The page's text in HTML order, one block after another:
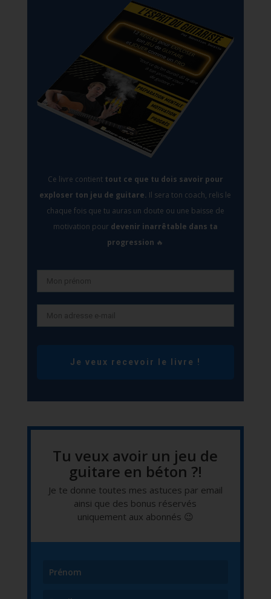
Ce livre contienttout ce que tu dois savoir pour
exploser ton jeu de guitare. Il sera ton coach, relis le
chaque fois que tu auras un doute ou une baisse de
motivation pour devenir inarrêtable dans ta
progression 🔥
Je veux recevoir le livre !
Tu veux avoir un jeu de
guitare en béton ?!
Je te donne toutes mes astuces par email
ainsi que des bonus réservés
uniquement aux abonnés 😉